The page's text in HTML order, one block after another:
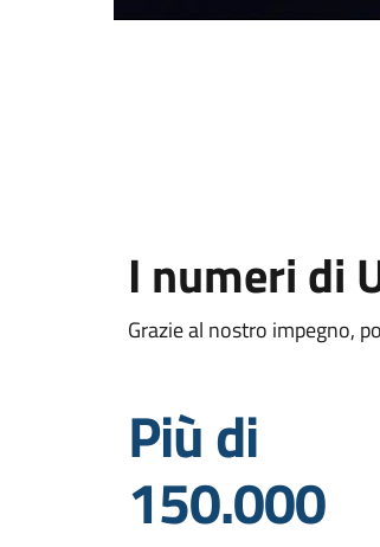
I numeri di
Grazie al nostro impegno,
Più di
150.000